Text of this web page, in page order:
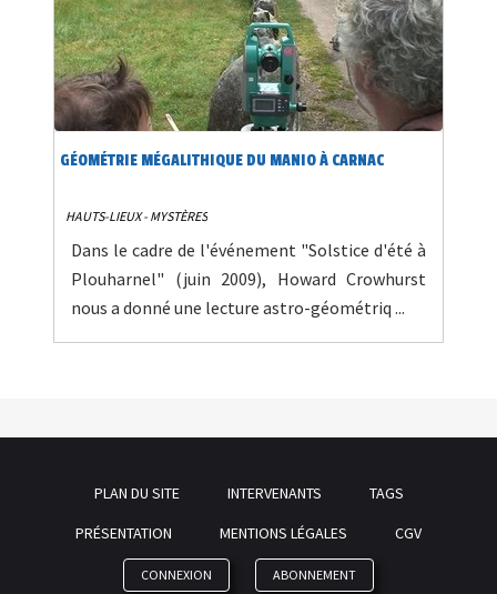
GÉOMÉTRIE MÉGALITHIQUE DU MANIO À CARNAC
HAUTS-LIEUX - MYSTÈRES
Dans le cadre de l'événement "Solstice d'été à
Plouharnel" (juin 2009), Howard Crowhurst
nous a donné une lecture astro-géométriq ...
PLAN DU SITE INTERVENANTS
TAGS
PRÉSENTATION
MENTIONS LÉGALES CGV
CONNEXION ABONNEMENT